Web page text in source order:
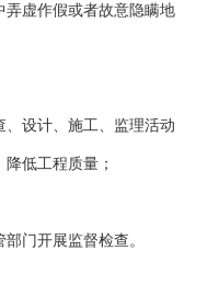
弄虚作假或者故意隐瞒地
、设计、施工、监理活动
低工程质量；
门开展监督检查。